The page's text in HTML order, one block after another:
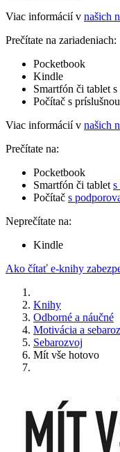
Viac informácií v našich
Prečítate na zariadeniach:
Pocketbook
Kindle
Smartfón či tablet
Počítač s
Viac informácií v našich
Prečítate na:
Pocketbook
Smartfón či tablet s
Počítač s
Neprečítate na:
Kindle
Ako čítať e-knihy
Knihy
Odborné a náučné
Motivácia a
Sebarozvoj
Mít vše hotovo